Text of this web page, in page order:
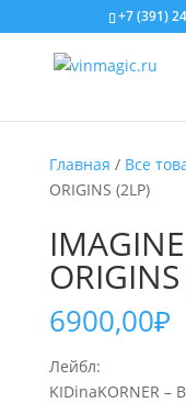
+7 (391)
Главная / Все
ORIGINS (2LP)
6900,00₽
Лейбл:
KIDinaKORNER –